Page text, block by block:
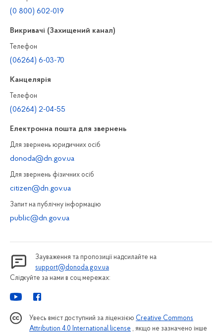
(0 800) 602-019
Викривачі (Захищений канал)
Телефон
(06264) 6-03-70
Канцелярiя
Телефон
(06264) 2-04-55
Електронна пошта для звернень
Для звернень юридичних осiб
donoda@dn.gov.ua
Для звернень фізичних осiб
citizen@dn.gov.ua
Запит на публiчну інформацiю
public@dn.gov.ua
Зауваження та пропозиції надсилайте на
support@donoda.gov.ua
Слідкуйте за нами в соц.мережах:
Увесь вміст доступний за ліцензією Creative Commons
Attribution 4.0 International license , якщо не зазначено інше